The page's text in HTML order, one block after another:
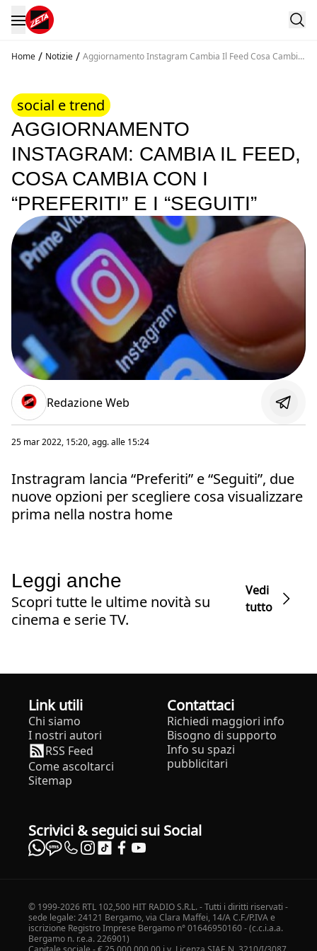
Home / Notizie / Aggiornamento Instagram Cambia Il Feed Cosa Cambia
social e trend
AGGIORNAMENTO
INSTAGRAM: CAMBIA IL FEED,
COSA CAMBIA CON I
“PREFERITI” E I “SEGUITI”
Redazione Web
25 mar 2022, 15:20, agg. alle 15:24
Instragram lancia “Preferiti” e “Seguiti”, due
nuove opzioni per scegliere cosa visualizzare
prima nella nostra home
Leggi anche
Scopri tutte le ultime novità su
cinema e serie TV.
Vedi
tutto
Link utili
Chi siamo
I nostri autori
RSS Feed
Come ascoltarci
Sitemap
Contattaci
Richiedi maggiori info
Bisogno di supporto
Info su spazi
pubblicitari
Scrivici & seguici sui Social
© 1999-2026 RTL 102,500 HIT RADIO S.R.L. - Tutti i diritti riservati -
sede legale: 24121 Bergamo, via Clara Maffei, 14/A C.F./P.IVA e
iscrizione Registro Imprese Bergamo n° 01646950160 - (c.c.i.a.a.
Bergamo n. r.e.a. 226901)